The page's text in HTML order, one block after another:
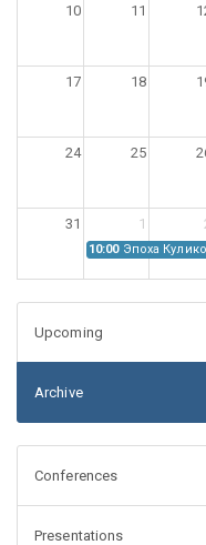
10 11
17 18
24 25
31 1
10:00 Эпоха
Upcoming
Archive
Conferences
Presentations